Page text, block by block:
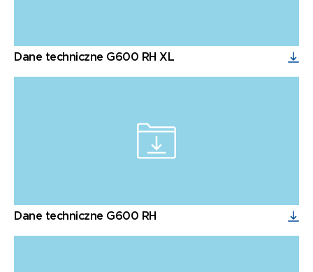
Dane techniczne G600 RH XL
Dane techniczne G600 RH